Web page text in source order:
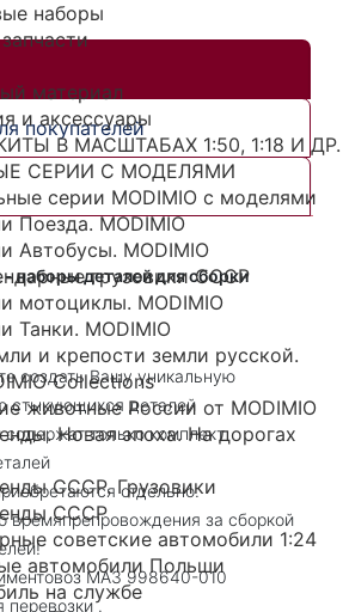
наборы
материал
и аксессуары
В МАСШТАБАХ 1:50, 1:18 И ДР.
СЕРИИ С МОДЕЛЯМИ
серии MODIMIO с моделями
Поезда. MODIMIO
Автобусы. MODIMIO
грузовики СССР
мотоциклы. MODIMIO
Танки. MODIMIO
и крепости земли русской.
Collections
животные России от MODIMIO
Новая эпоха. На дорогах
СССР. Грузовики
СССР
советские автомобили 1:24
автомобили Польши
на службе
покупателей
наборы деталей для сборки
создать Вашу уникальную
стыкующихся деталей
только комплект
отдельно.
времяпрепровождения за сборкой
МАЗ 998640-010
перевозки .